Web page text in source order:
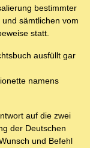
bestimmter
sämtlichen vom
statt.
ausfüllt gar
namens
auf die zwei
der Deutschen
und Befehl